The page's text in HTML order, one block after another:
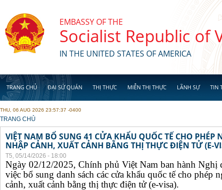
EMBASSY OF THE
Socialist Republic of
IN THE UNITED STATES OF AMERICA
TRANG CHỦ ĐẠI SỨ QUÁN THỊ THỰC MIỄN THỊ THỰC LÃNH SỰ TIN
THU, 06 AUG 2026 23:57:37 -0400
YOU ARE HERE
TRANG CHỦ
VIỆT NAM BỔ SUNG 41 CỬA KHẨU QUỐC TẾ CHO
NHẬP CẢNH, XUẤT CẢNH BẰNG THỊ THỰC ĐIỆN TỬ (E-
T5, 05/14/2026 - 18:00
Ngày 02/12/2025, Chính phủ Việt Nam ban hành Nghị
việc bổ sung danh sách các cửa khẩu quốc tế cho phép
cảnh, xuất cảnh bằng thị thực điện tử (e-visa).